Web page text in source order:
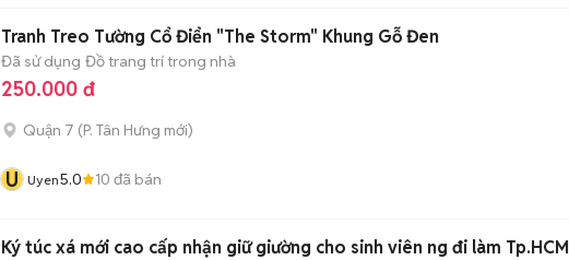
Tranh Treo Tường Cổ Điển "The Storm" Khung Gỗ Đen
Đã sử dụng Đồ trang trí trong nhà
250.000 đ
Quận 7 (P. Tân Hưng mới)
U Uyen5.0 10 đã bán
Ký túc xá mới cao cấp nhận giữ giường cho sinh viên ng đi làm Tp.HCM